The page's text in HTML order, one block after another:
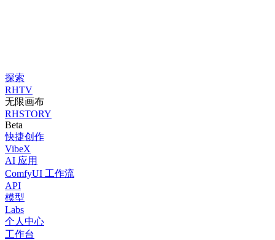
探索
RHTV
无限画布
RHSTORY
Beta
快捷创作
VibeX
AI 应用
ComfyUI 工作流
API
模型
Labs
个人中心
工作台